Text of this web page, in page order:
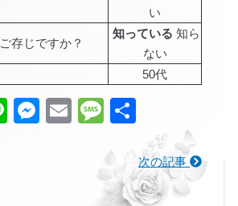
い
存じですか？
知っている 知ら
ない
50代
LineMessenger
EmailMessage
有
次の記事